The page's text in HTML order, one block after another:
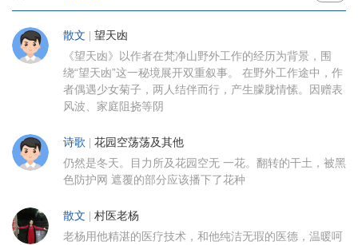
散文 望天凼
《望天凼》以作者在梵净山野外工作的经历为背景，围
绕“望天凼”这一秘境展开双重叙事。 在野外工作途中，作
者偶遇少女菊子，两人结伴而行，产生朦胧情愫。因赠表
风波、家庭阻挠等阴
诗歌 花园空荡荡及其他
仍然是冬天。目力所及花园空无 一花。翻转的干土，被黑
色防护网 遮覆的部分应该播下了花种
散文 村医老杨
老杨用他精湛的医疗技术，和他纯洁无瑕的医德，温暖呵